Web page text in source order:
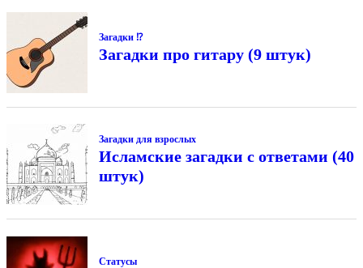
Загадки ⁉
Загадки про гитару (9 штук)
Загадки для взрослых
Исламские загадки с ответами (40
штук)
Статусы